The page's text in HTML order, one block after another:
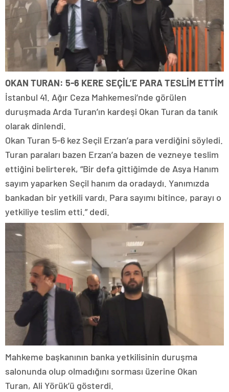
OKAN TURAN: 5-6 KERE SEÇİL’E PARA TESLİM ETTİM
İstanbul 41. Ağır Ceza Mahkemesi’nde görülen
duruşmada Arda Turan’ın kardeşi Okan Turan da tanık
olarak dinlendi.
Okan Turan 5-6 kez Seçil Erzan’a para verdiğini söyledi.
Turan paraları bazen Erzan’a bazen de vezneye teslim
ettiğini belirterek, “Bir defa gittiğimde de Asya Hanım
sayım yaparken Seçil hanım da oradaydı. Yanımızda
bankadan bir yetkili vardı. Para sayımı bitince, parayı o
yetkiliye teslim etti.” dedi.
Mahkeme başkanının banka yetkilisinin duruşma
salonunda olup olmadığını sorması üzerine Okan
Turan, Ali Yörük’ü gösterdi.